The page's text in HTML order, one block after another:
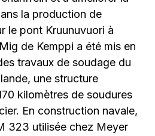
la production de
le pont Kruunuvuori à
de Kemppi a été mis en
travaux de soudage du
une structure
kilomètres de soudures
En construction navale,
323 utilisée chez Meyer